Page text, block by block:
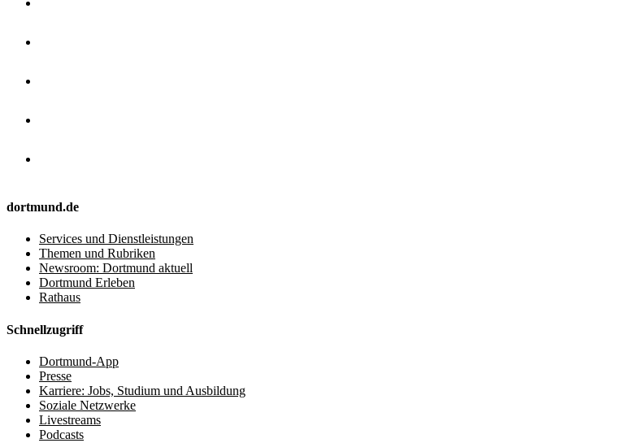
dortmund.de
Services und Dienstleistungen
Themen und Rubriken
Newsroom: Dortmund aktuell
Dortmund Erleben
Rathaus
Schnellzugriff
Dortmund-App
Presse
Karriere: Jobs, Studium und Ausbildung
Soziale Netzwerke
Livestreams
Podcasts